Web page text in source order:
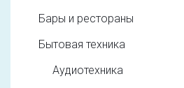
Бары и рестораны
Бытовая техника
Аудиотехника